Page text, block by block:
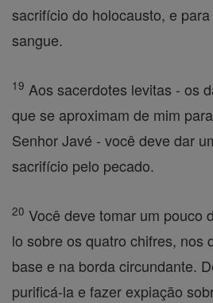
sacrifício do holocausto, e
sangue.
19 Aos sacerdotes levitas - os
que se aproximam de mim
Senhor Javé - você deve dar
sacrifício pelo pecado.
20 Você deve tomar um pouco
lo sobre os quatro chifres, nos
base e na borda circundante.
purificá-la e fazer expiação